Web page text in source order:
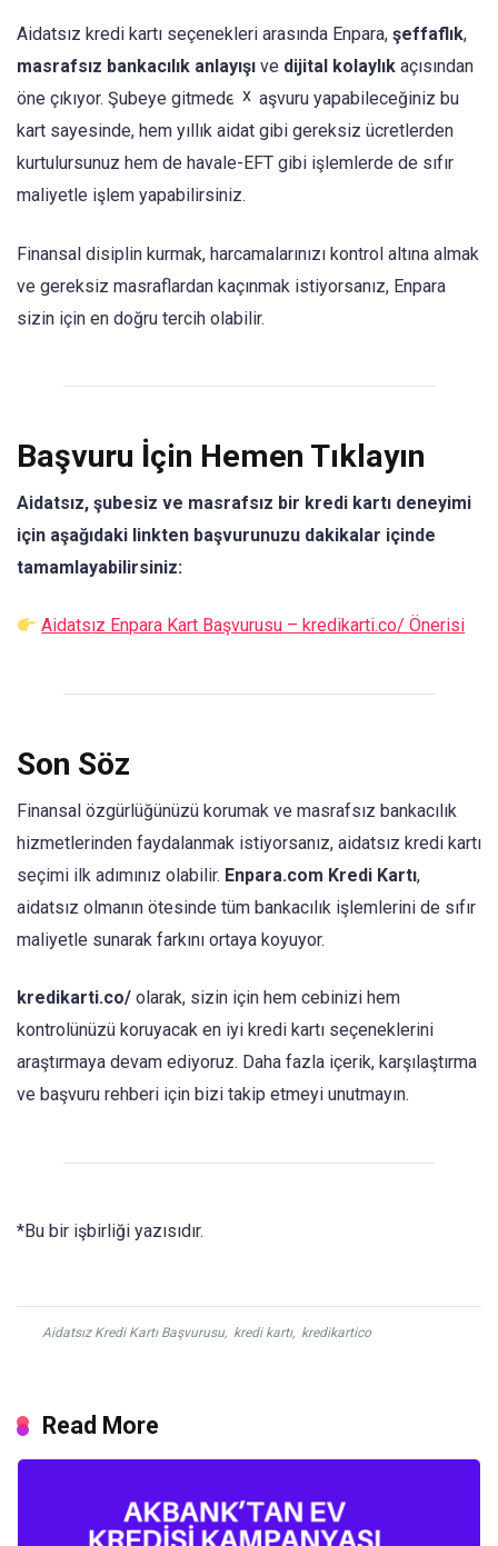
Aidatsız kredi kartı seçenekleri arasında Enpara, şeffaflık,
masrafsız bankacılık anlayışı ve dijital kolaylık açısından
öne çıkıyor. Şubeye gitmeden başvuru yapabileceğiniz bu
kart sayesinde, hem yıllık aidat gibi gereksiz ücretlerden
kurtulursunuz hem de havale-EFT gibi işlemlerde de sıfır
maliyetle işlem yapabilirsiniz.
Finansal disiplin kurmak, harcamalarınızı kontrol altına almak
ve gereksiz masraflardan kaçınmak istiyorsanız, Enpara
sizin için en doğru tercih olabilir.
Başvuru İçin Hemen Tıklayın
Aidatsız, şubesiz ve masrafsız bir kredi kartı deneyimi
için aşağıdaki linkten başvurunuzu dakikalar içinde
tamamlayabilirsiniz:
Aidatsız Enpara Kart Başvurusu – kredikarti.co/ Önerisi
Son Söz
Finansal özgürlüğünüzü korumak ve masrafsız bankacılık
hizmetlerinden faydalanmak istiyorsanız, aidatsız kredi kartı
seçimi ilk adımınız olabilir. Enpara.com Kredi Kartı,
aidatsız olmanın ötesinde tüm bankacılık işlemlerini de sıfır
maliyetle sunarak farkını ortaya koyuyor.
kredikarti.co/ olarak, sizin için hem cebinizi hem
kontrolünüzü koruyacak en iyi kredi kartı seçeneklerini
araştırmaya devam ediyoruz. Daha fazla içerik, karşılaştırma
ve başvuru rehberi için bizi takip etmeyi unutmayın.
*Bu bir işbirliği yazısıdır.
x
Aidatsız Kredi Kartı Başvurusu, kredi kartı, kredikartico
Read More